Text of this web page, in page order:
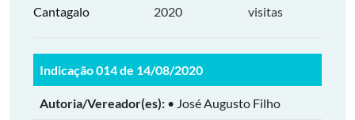
Cantagalo
2020
visitas
Indicação 014 de 14/08/2020
Autoria/Vereador(es): • José Augusto Filho